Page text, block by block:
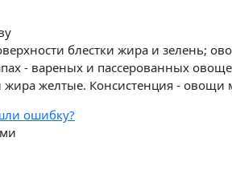
блестки жира и зелень;
- вареных и пассерованных
жира желтые. Консистенция - овощи
ошибку?